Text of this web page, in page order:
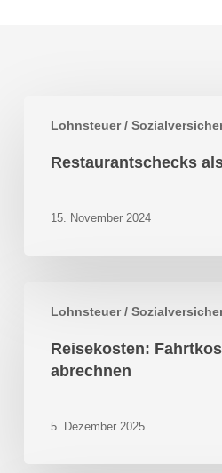
Lohnsteuer /
Restaurantschecks
15. November 2024
Lohnsteuer /
Fahrtkosten
abrechnen
Reisekosten:
abrechnen
5. Dezember 2025